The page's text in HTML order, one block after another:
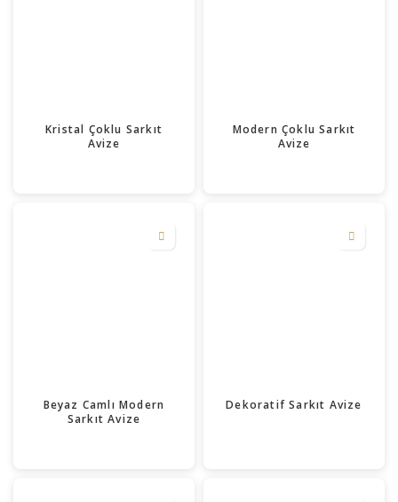
Kristal Çoklu Sarkıt
Avize
Modern Çoklu Sarkıt
Avize
Beyaz Camlı Modern
Sarkıt Avize
Dekoratif Sarkıt Avize